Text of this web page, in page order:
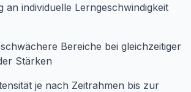
an individuelle Lerngeschwindigkeit
Bereiche bei gleichzeitiger
Stärken
je nach Zeitrahmen bis zur